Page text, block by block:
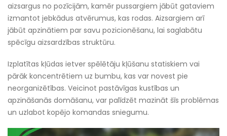
aizsargus no pozīcijām, kamēr pussargiem jābūt gataviem
izmantot jebkādus atvērumus, kas rodas. Aizsargiem arī
jābūt apzinātiem par savu pozicionēšanu, lai saglabātu
spēcīgu aizsardzības struktūru.
Izplatītas kļūdas ietver spēlētāju kļūšanu statiskiem vai
pārāk koncentrētiem uz bumbu, kas var novest pie
neorganizētības. Veicinot pastāvīgas kustības un
apzināšanās domāšanu, var palīdzēt mazināt šīs problēmas
un uzlabot kopējo komandas sniegumu.